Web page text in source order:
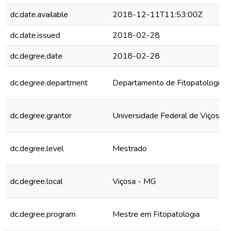
dc.date.available
2018-12-11T11:53:00Z
dc.date.issued
2018-02-28
dc.degree.date
2018-02-28
dc.degree.department Departamento de Fitopatologia
dc.degree.grantor Universidade Federal de Viçosa
dc.degree.level Mestrado
dc.degree.local Viçosa - MG
dc.degree.program Mestre em Fitopatologia